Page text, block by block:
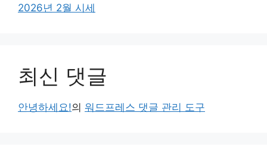
2026년 2월 시세
최신 댓글
안녕하세요!의 워드프레스 댓글 관리 도구